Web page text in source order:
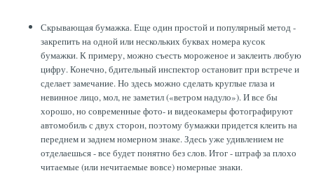
Скрывающая бумажка. Еще один простой и популярный метод -
закрепить на одной или нескольких буквах номера кусок
бумажки. К примеру, можно съесть мороженое и заклеить любую
цифру. Конечно, бдительный инспектор остановит при встрече и
сделает замечание. Но здесь можно сделать круглые глаза и
невинное лицо, мол, не заметил («ветром надуло»). И все бы
хорошо, но современные фото- и видеокамеры фотографируют
автомобиль с двух сторон, поэтому бумажки придется клеить на
переднем и заднем номерном знаке. Здесь уже удивлением не
отделаешься - все будет понятно без слов. Итог - штраф за плохо
читаемые (или нечитаемые вовсе) номерные знаки.